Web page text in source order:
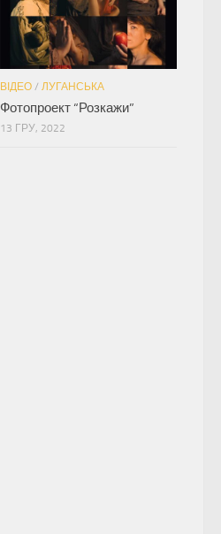
ВІДЕО / ЛУГАНСЬКА
Фотопроект “Розкажи”
13 ГРУ, 2022